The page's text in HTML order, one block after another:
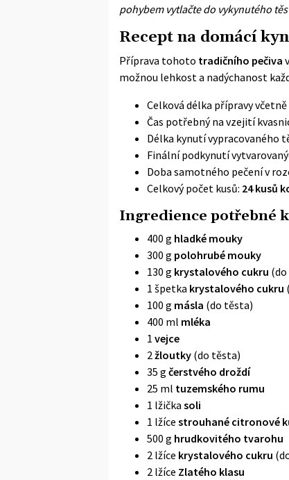
pohybem vytlačte do vykynutého
Recept na domácí
Příprava tohoto tradičního pečiva
možnou lehkost a nadýchanost
Celková délka přípravy
Čas potřebný na vzejití
Délka kynutí vypracovaného
Finální podkynutí
Doba samotného pečení v
Celkový počet kusů: 24 kusů
Ingredience potřebné
400 g hladké mouky
300 g polohrubé mouky
130 g krystalového cukru
1 špetka krystalového cukru
100 g másla (do těsta)
400 ml mléka
1 vejce
2žloutky (do těsta)
35 g čerstvého droždí
25 ml tuzemského rumu
1 lžička soli
1 lžíce strouhané citronové
500 g hrudkovitého tvarohu
2 lžíce krystalového cukru
2 lžíce Zlatého klasu